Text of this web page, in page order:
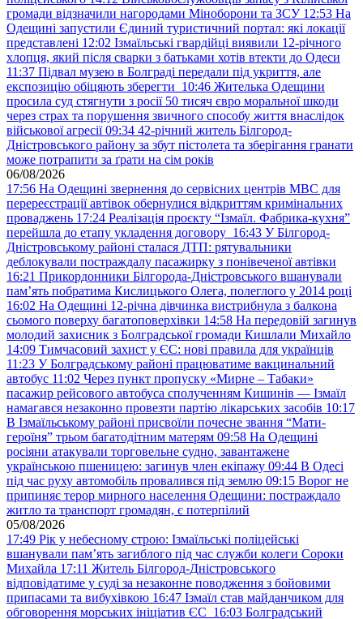
громади відзначили нагородами Міноборони та ЗСУ 12:53 На
Одещині запустили Єдиний туристичний портал: які локації
представлені 12:02 Ізмаїльські гвардійці виявили 12-річного
хлопця, який після сварки з батьками хотів втекти до Одеси
11:37 Підвал музею в Болграді передали під укриття, але
експозицію обіцяють зберегти 10:46 Жителька Одещини
просила суд стягнути з росії 50 тисяч євро моральної шкоди
через страх та порушення звичного способу життя внаслідок
військової агресії 09:34 42-річний житель Білгород-
Дністровського району за збут пістолета та зберігання гранати
може потрапити за ґрати на сім років
06/08/2026
17:56 На Одещині звернення до сервісних центрів МВС для
перереєстрації автівок обернулися відкриттям кримінальних
проваджень 17:24 Реалізація проєкту “Ізмаїл. Фабрика-кухня”
перейшла до етапу укладення договору 16:43 У Білгород-
Дністровському районі сталася ДТП: рятувальники
деблокували постраждалу пасажирку з понівеченої автівки
16:21 Прикордонники Білгорода-Дністровського вшанували
пам’ять побратима Кислицького Олега, полеглого у 2014 році
16:02 На Одещині 12-річна дівчинка вистрибнула з балкона
сьомого поверху багатоповерхівки 14:58 На передовій загинув
молодий захисник з Болградської громади Кишлали Михайло
14:09 Тимчасовий захист у ЄС: нові правила для українців
11:23 У Болградському районі працюватиме вакцинальний
автобус 11:02 Через пункт пропуску «Мирне – Табаки»
пасажир рейсового автобуса сполученням Кишинів — Ізмаїл
намагався незаконно провезти партію лікарських засобів 10:17
В Ізмаїльському районі присвоїли почесне звання “Мати-
героїня” трьом багатодітним матерям 09:58 На Одещині
росіяни атакували торговельне судно, завантажене
українською пшеницею: загинув член екіпажу 09:44 В Одесі
під час руху автомобіль провалився під землю 09:15 Ворог не
припиняє терор мирного населення Одещини: постраждало
житло та транспорт громадян, є потерпілий
05/08/2026
17:49 Рік у небесному строю: Ізмаїльські поліцейські
вшанували пам’ять загиблого під час служби колеги Сороки
Михайла 17:11 Житель Білгород-Дністровського
відповідатиме у суді за незаконне поводження з бойовими
припасами та вибухівкою 16:47 Ізмаїл став майданчиком для
обговорення морських ініціатив ЄС 16:03 Болградський